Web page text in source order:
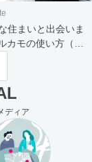
住まいと出会いま
カモの使い方（買
ディア